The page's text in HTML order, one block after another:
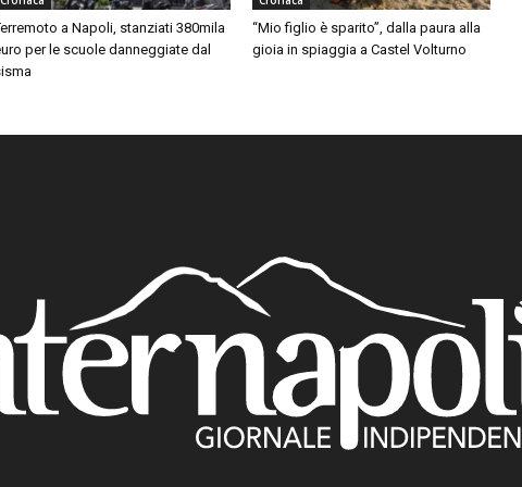
a Napoli, stanziati 380mila
per le scuole danneggiate dal
“Mio figlio è sparito”, dalla paura alla
gioia in spiaggia a Castel Volturno